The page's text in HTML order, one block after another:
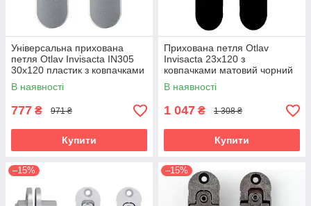
Універсальна прихована
петля Otlav Invisacta IN305
30х120 пластик з ковпачками
хром матовий (Італія)
В наявності
777 ₴ 971 ₴
Купити
Прихована петля Otlav
Invisacta 23х120 з
ковпачками матовий чорний
(Італія)
В наявності
1 047 ₴ 1 308 ₴
Купити
–15% –15%